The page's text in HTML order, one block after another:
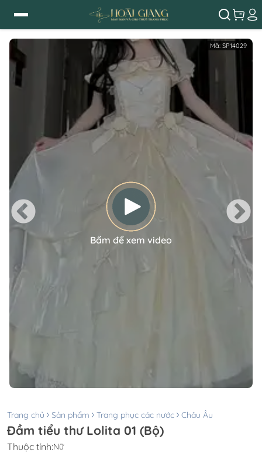
Mã: SP14029
Bấm để xem video
Trang chủ Sản phẩm Trang phục các nước Châu Âu
Đầm tiểu thư Lolita 01 (Bộ)
Thuộc tính:Nữ